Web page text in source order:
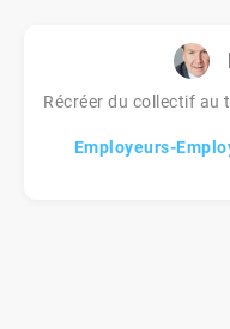
Récréer du collectif au
Employeurs-